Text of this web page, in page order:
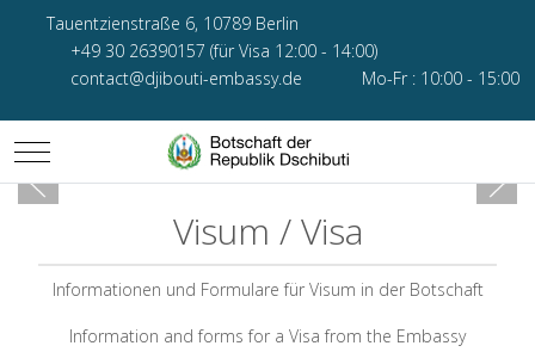
Tauentzienstraße 6, 10789 Berlin
+49 30 26390157 (für Visa 12:00 - 14:00)
contact@djibouti-embassy.de
Mo-Fr : 10:00 - 15:00
Mobile Menu Toggle
Visum / Visa
Informationen und Formulare für Visum in der Botschaft
Information and forms for a Visa from the Embassy